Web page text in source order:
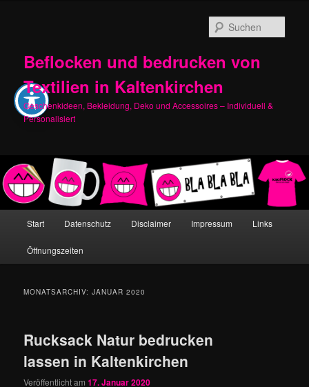
Beflocken und bedrucken von
Textilien in Kaltenkirchen
Geschenkideen, Bekleidung, Deko und Accessoires – Individuell &
Personalisiert
Start Datenschutz Disclaimer Impressum Links
Öffnungszeiten
MONATSARCHIV:JANUAR 2020
Rucksack Natur bedrucken
lassen in Kaltenkirchen
Veröffentlicht am17. Januar 2020